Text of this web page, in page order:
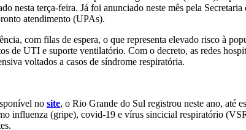
terça-feira. Já foi anunciado neste mês pela
atendimento (UPAs).
com filas de espera, o que representa elevado risco à
de UTI e suporte ventilatório. Com o decreto, as redes
voltados a casos de síndrome respiratória.
no site, o Rio Grande do Sul registrou neste ano, até
influenza (gripe), covid-19 e vírus sincicial respiratório